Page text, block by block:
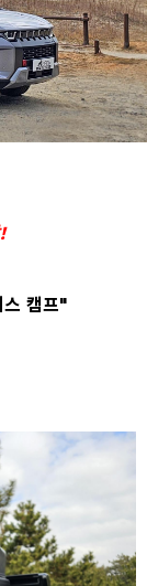
스 캠프"